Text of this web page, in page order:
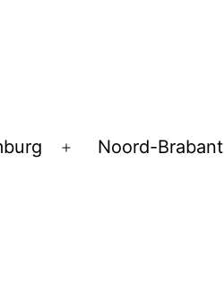
Open
Noord-Brabant